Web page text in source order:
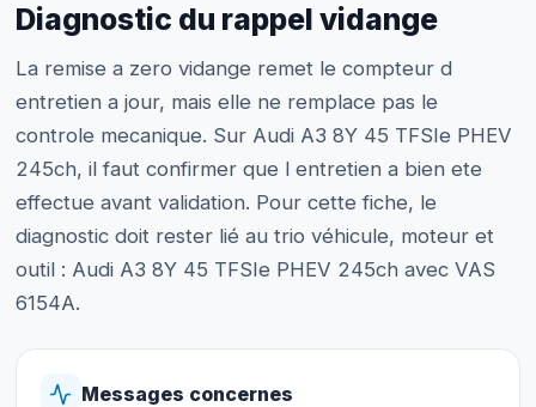
Diagnostic du rappel vidange
La remise a zero vidange remet le compteur d
entretien a jour, mais elle ne remplace pas le
controle mecanique. Sur Audi A3 8Y 45 TFSIe PHEV
245ch, il faut confirmer que l entretien a bien ete
effectue avant validation. Pour cette fiche, le
diagnostic doit rester lié au trio véhicule, moteur et
outil : Audi A3 8Y 45 TFSIe PHEV 245ch avec VAS
6154A.
Messages concernes